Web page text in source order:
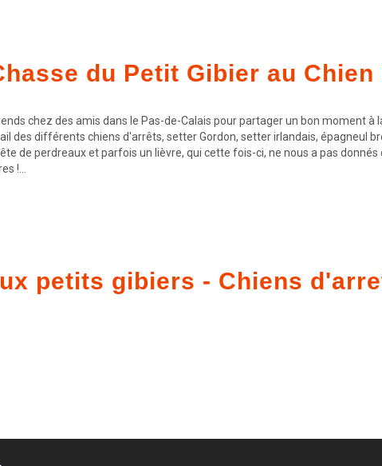
du Petit Gibier au
chez des amis dans le Pas-de-Calais pour partager un bon moment
des différents chiens d'arrêts, setter Gordon, setter irlandais, épagneul
de perdreaux et parfois un lièvre, qui cette fois-ci, ne nous a pas
!...
petits gibiers - Chiens